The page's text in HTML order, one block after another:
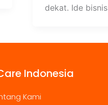
dekat. Ide bisnis
Indonesia
Kami